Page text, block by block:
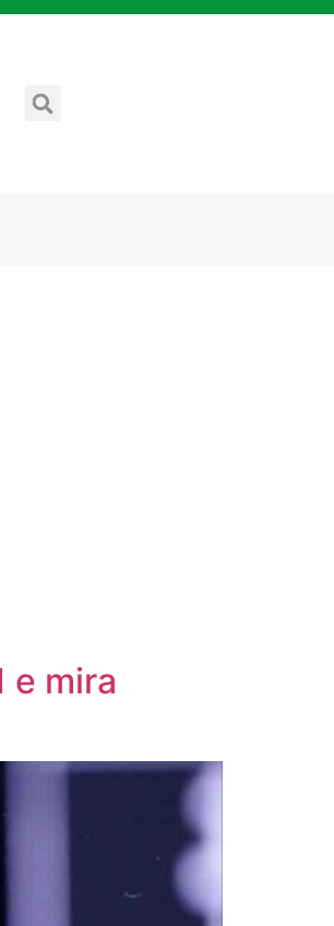
e mira